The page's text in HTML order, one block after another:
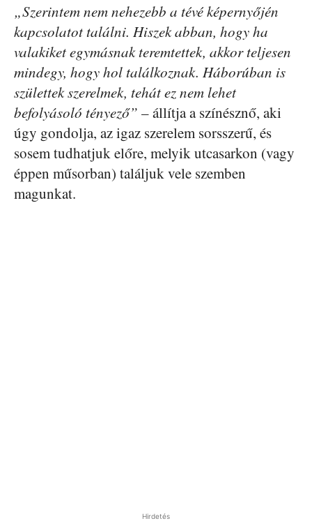
„Szerintem nem nehezebb a tévé képernyőjén
kapcsolatot találni. Hiszek abban, hogy ha
valakiket egymásnak teremtettek, akkor teljesen
mindegy, hogy hol találkoznak. Háborúban is
születtek szerelmek, tehát ez nem lehet
befolyásoló tényező” – állítja a színésznő, aki
úgy gondolja, az igaz szerelem sorsszerű, és
sosem tudhatjuk előre, melyik utcasarkon (vagy
éppen műsorban) találjuk vele szemben
magunkat.
Hirdetés